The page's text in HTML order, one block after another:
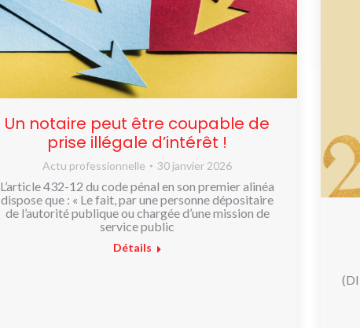
Un notaire peut être coupable de
prise illégale d’intérêt !
Actu professionnelle 30 janvier 2026
L’article 432-12 du code pénal en son premier alinéa
dispose que : « Le fait, par une personne dépositaire
de l’autorité publique ou chargée d’une mission de
service public
Détails